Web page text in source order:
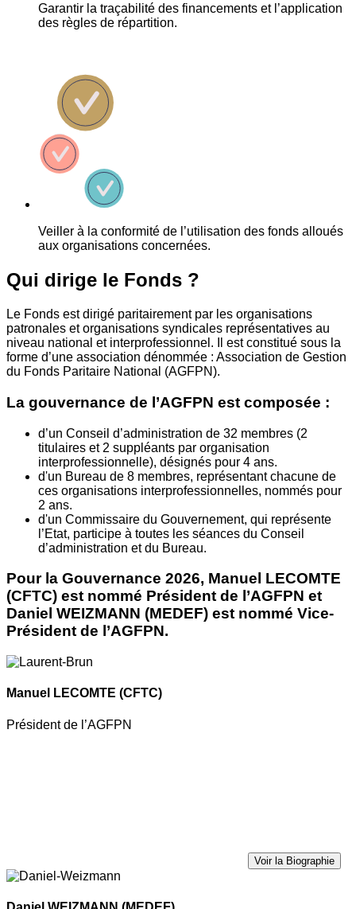
Garantir la traçabilité des financements et l’application
des règles de répartition.
Veiller à la conformité de l’utilisation des fonds alloués
aux organisations concernées.
Qui dirige le Fonds ?
Le Fonds est dirigé paritairement par les organisations
patronales et organisations syndicales représentatives au
niveau national et interprofessionnel. Il est constitué sous la
forme d’une association dénommée : Association de Gestion
du Fonds Paritaire National (AGFPN).
La gouvernance de l’AGFPN est composée :
d’un Conseil d’administration de 32 membres (2
titulaires et 2 suppléants par organisation
interprofessionnelle), désignés pour 4 ans.
d'un Bureau de 8 membres, représentant chacune de
ces organisations interprofessionnelles, nommés pour
2 ans.
d'un Commissaire du Gouvernement, qui représente
l’Etat, participe à toutes les séances du Conseil
d’administration et du Bureau.
Pour la Gouvernance 2026, Manuel LECOMTE
(CFTC) est nommé Président de l’AGFPN et
Daniel WEIZMANN (MEDEF) est nommé Vice-
Président de l’AGFPN.
Manuel LECOMTE (CFTC)
Président de l’AGFPN
Voir la Biographie